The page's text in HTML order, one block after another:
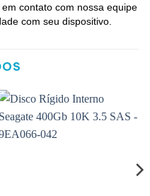
contato com nossa equipe
com seu dispositivo.